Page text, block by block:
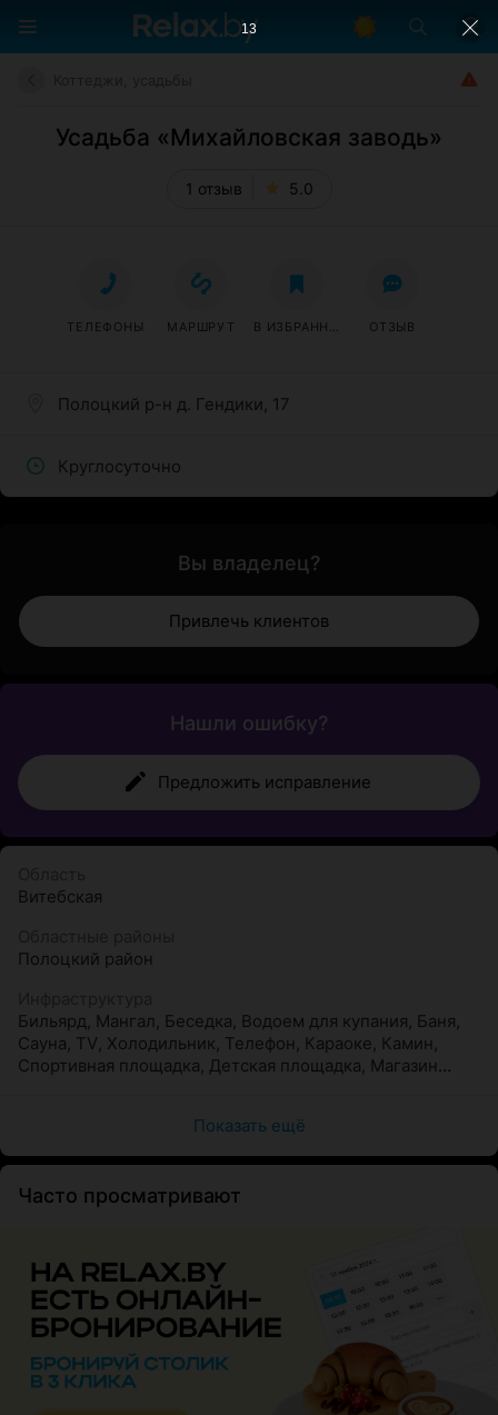
Усадьба «Михайловская заводь»
1 отзыв 5.0
Полоцкий р-н д. Гендики, 17
Круглосуточно
ТЕЛЕФОНЫ МАРШРУТ В ИЗБРАННОЕ ОТЗЫВ
Вы владелец?
Привлечь клиентов
Нашли ошибку?
Предложить исправление
Витебская
Полоцкий район
Бильярд, Мангал , Беседка, Водоем для купания, Баня,
Сауна, TV, Холодильник, Телефон , Караоке, Камин ,
Спортивная площадка, Детская площадка, Магазин
Показать ещё
Часто просматривают
12